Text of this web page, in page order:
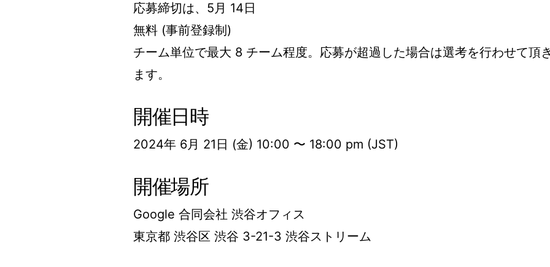
応募締切は、5月 14日
無料 (事前登録制)
チーム単位で最大 8 チーム程度。応募が超過した場合は選考を行わせて頂き
ます。
開催日時
2024年 6月 21日 (金) 10:00 〜 18:00 pm (JST)
開催場所
Google 合同会社 渋谷オフィス
東京都 渋谷区 渋谷 3-21-3 渋谷ストリーム